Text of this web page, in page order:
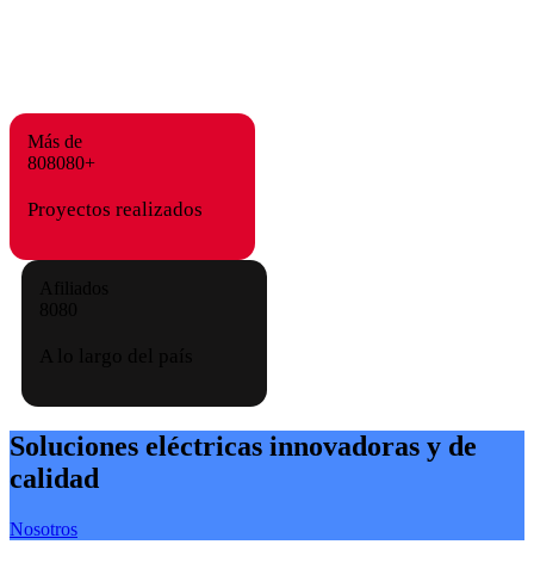
Más de
808080+
Proyectos realizados
Soluciones eléctricas innovadoras y de
calidad
Nosotros